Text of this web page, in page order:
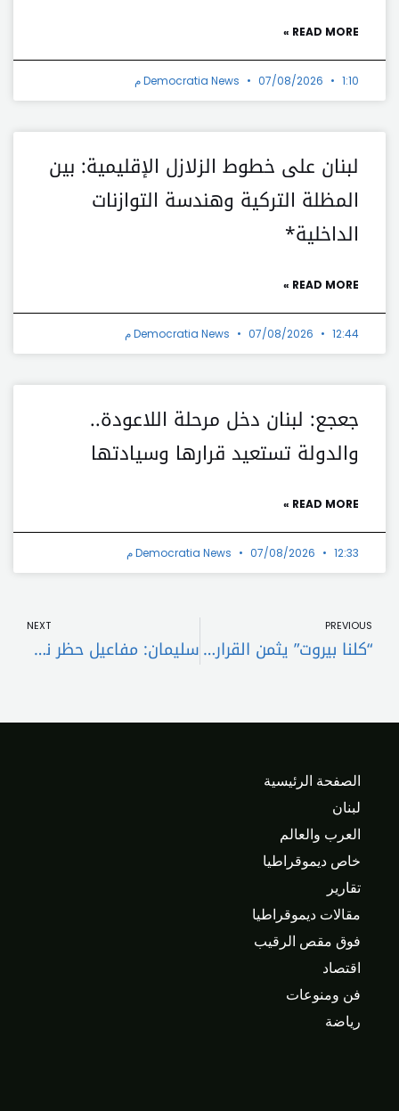
READ MORE »
Democratia News 07/08/2026 1:10 م
لبنان على خطوط الزلازل الإقليمية: بين
المظلة التركية وهندسة التوازنات
الداخلية*
READ MORE »
Democratia News 07/08/2026 12:44 م
جعجع: لبنان دخل مرحلة اللاعودة..
والدولة تستعيد قرارها وسيادتها
READ MORE »
Democratia News 07/08/2026 12:33 م
PREVIOUS
“كلنا بيروت” يثمن القرار التاريخي لمجلس الوزراء
NEXT
سليمان: مفاعيل حظر نشاط “الحزب” دخلَت حيّز التنفيذ
الصفحة الرئيسية
لبنان
العرب والعالم
خاص ديموقراطيا
تقارير
مقالات ديموقراطيا
فوق مقص الرقيب
اقتصاد
فن ومنوعات
رياضة